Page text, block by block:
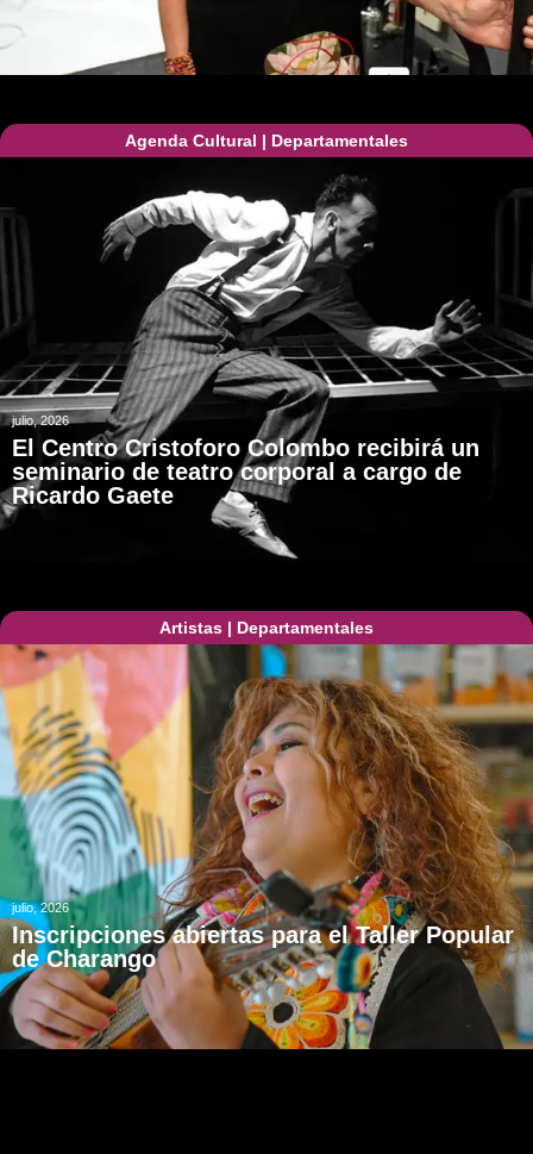
Agenda Cultural | Departamentales
julio, 2026
El Centro Cristoforo Colombo recibirá un
seminario de teatro corporal a cargo de
Ricardo Gaete
Artistas | Departamentales
julio, 2026
Inscripciones abiertas para el Taller Popular
de Charango